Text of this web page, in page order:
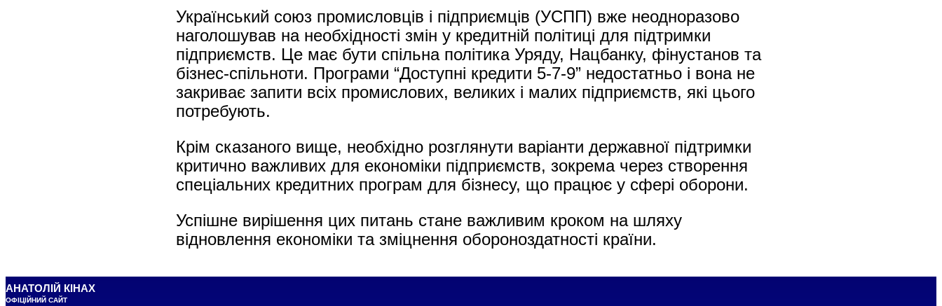
Український союз промисловців і підприємців (УСПП) вже неодноразово
наголошував на необхідності змін у кредитній політиці для підтримки
підприємств. Це має бути спільна політика Уряду, Нацбанку, фінустанов та
бізнес-спільноти. Програми “Доступні кредити 5-7-9” недостатньо і вона не
закриває запити всіх промислових, великих і малих підприємств, які цього
потребують.
Крім сказаного вище, необхідно розглянути варіанти державної підтримки
критично важливих для економіки підприємств, зокрема через створення
спеціальних кредитних програм для бізнесу, що працює у сфері оборони.
Успішне вирішення цих питань стане важливим кроком на шляху
відновлення економіки та зміцнення обороноздатності країни.
АНАТОЛІЙ КІНАХ
ОФІЦІЙНИЙ САЙТ